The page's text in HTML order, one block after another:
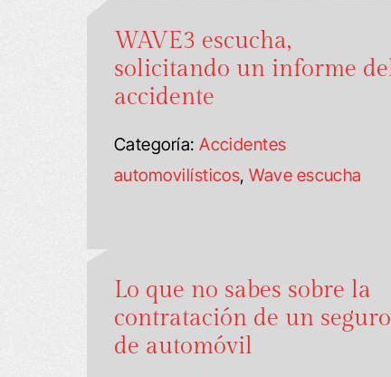
WAVE3 escucha,
solicitando un informe
accidente
Categoría:Accidentes
automovilísticos,Wave escucha
Lo que no sabes sobre la
contratación de un seguro
de automóvil